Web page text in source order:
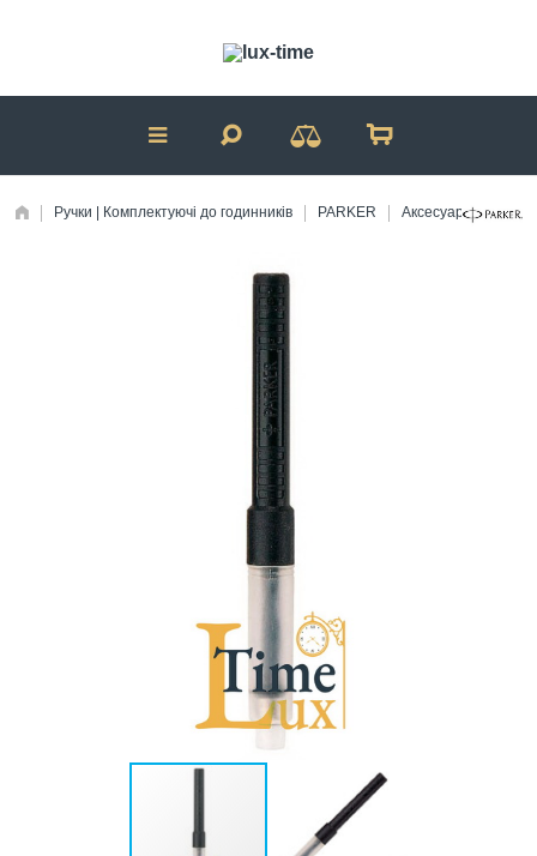
Ручки | Комплектуючі до годинників PARKER Аксесуари